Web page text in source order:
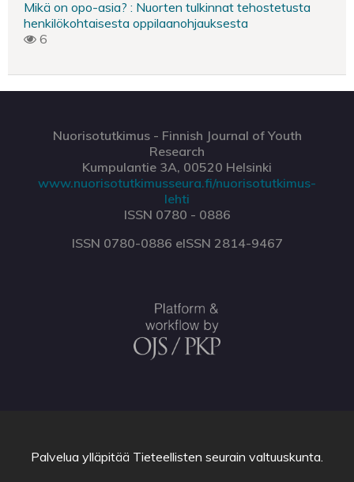
Mikä on opo-asia? : Nuorten tulkinnat tehostetusta
henkilökohtaisesta oppilaanohjauksesta
6
Nuorisotutkimus - Finnish Journal of Youth
Research
Kumpulantie 3A, 00520 Helsinki
www.nuorisotutkimusseura.fi/nuorisotutkimus-
lehti
ISSN 0780 - 0886
ISSN 0780-0886 eISSN 2814-9467
Palvelua ylläpitää Tieteellisten seurain valtuuskunta